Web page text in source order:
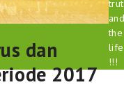
dan
2017
the
life
!!!